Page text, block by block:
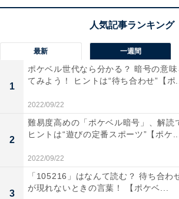
最新 一週間
1
ポケベル世代なら分かる？ 暗号の意味
てみよう！ ヒントは“待ち合わせ”【ポ...
2022/09/22
2
難易度高めの「ポケベル暗号」、解読
ヒントは“遊びの定番スポーツ”【ポケ...
2022/09/22
3
「105216」はなんて読む？ 待ち合わ
が現れないときの言葉！ 【ポケベ...